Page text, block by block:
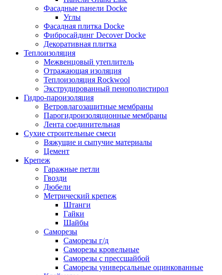
Фасадные панели Docke
Углы
Фасадная плитка Docke
Фибросайдинг Decover Docke
Декоративная плитка
Теплоизоляция
Межвенцовый утеплитель
Отражающая изоляция
Теплоизоляция Rockwool
Экструдированный пенополистирол
Гидро-пароизоляция
Ветровлагозащитные мембраны
Парогидроизоляционные мембраны
Лента соединительная
Сухие строительные смеси
Вяжущие и сыпучие материалы
Цемент
Крепеж
Гаражные петли
Гвозди
Дюбели
Метрический крепеж
Штанги
Гайки
Шайбы
Саморезы
Саморезы г/д
Саморезы кровельные
Саморезы с прессшайбой
Саморезы универсальные оцинкованные